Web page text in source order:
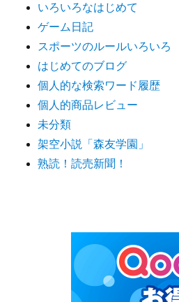
いろいろなはじめて
ゲーム日記
スポーツのルールいろいろ
はじめてのブログ
個人的な検索ワード履歴
個人的商品レビュー
未分類
架空小説「森友学園」
熟読！読売新聞！